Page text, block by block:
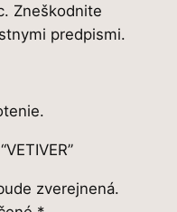
Zneškodnite
predpismi.
zverejnená.